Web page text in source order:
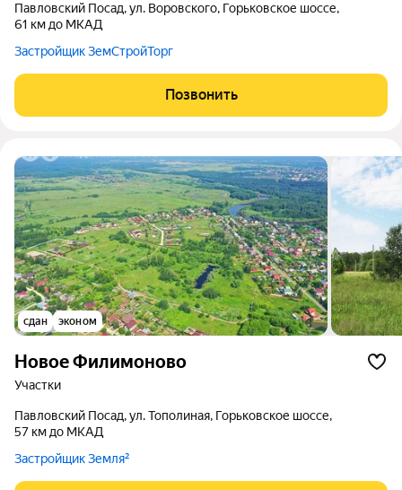
Павловский Посад, ул. Воровского, Горьковское шоссе,
61 км до МКАД
Застройщик ЗемСтройТорг
Позвонить
сдан эконом
Новое Филимоново
участки
Павловский Посад, ул. Тополиная, Горьковское шоссе,
57 км до МКАД
Застройщик Земля²